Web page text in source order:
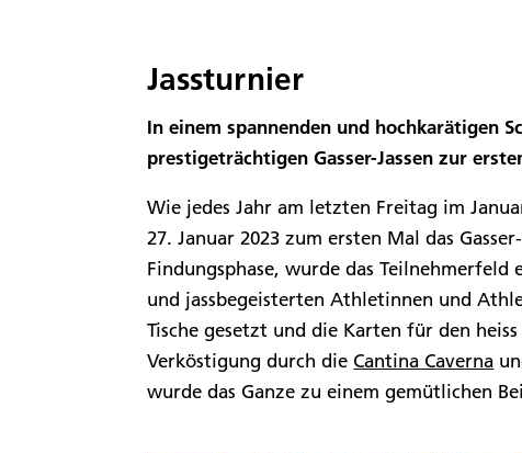
Jassturnier
In einem spannenden und hochkarätigen
prestigeträchtigen Gasser-Jassen zur
Wie jedes Jahr am letzten Freitag im
27. Januar 2023 zum ersten Mal das
Findungsphase, wurde das
und jassbegeisterten Athletinnen und
Tische gesetzt und die Karten für den
Verköstigung durch die Cantina Caverna
wurde das Ganze zu einem gemütlichen